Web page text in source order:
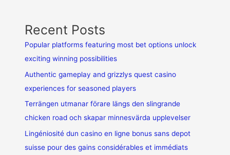
Recent Posts
Popular platforms featuring most bet options unlock
exciting winning possibilities
Authentic gameplay and grizzlys quest casino
experiences for seasoned players
Terrängen utmanar förare längs den slingrande
chicken road och skapar minnesvärda upplevelser
Lingéniosité dun casino en ligne bonus sans depot
suisse pour des gains considérables et immédiats